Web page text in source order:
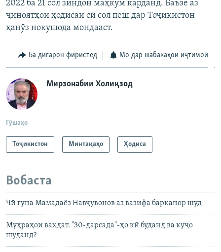
2022 ба 21 сол зиндон маҳкум карданд. Баъзе аз
ҷиноятҳои ҳодисаи сӣ сол пеш дар Тоҷикистон
ҳанӯз нокушода мондааст.
Ба дигарон фиристед Мо дар шабакаҳои иҷтимоӣ
Мирзонабии Холиқзод
Гӯшаҳо
Тоҷикистон Минтақаҳо Ҳодиса
Вобаста
Чӣ гуна Мамадаёз Навҷувонов аз вазифа барканор шуд
Муҳраҳои ваҳдат. "30-дарсада"-ҳо кӣ буданд ва куҷо
шуданд?